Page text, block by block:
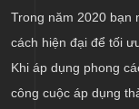
Trong năm 2020 bạn
cách hiện đại để tối
Khi áp dụng phong
công cuộc áp dụng